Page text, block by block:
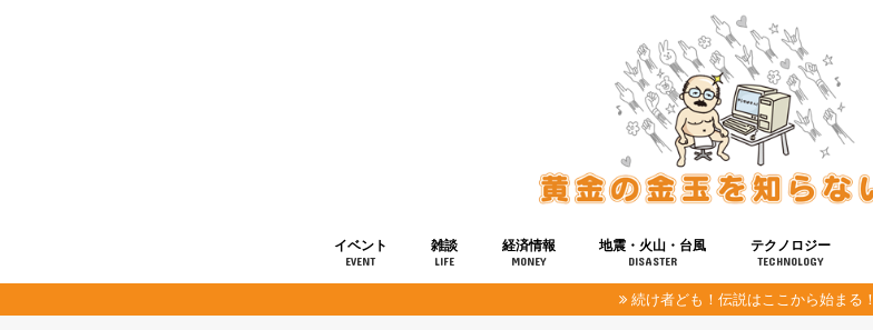
イベント
EVENT
雑談
LIFE
経済情報
MONEY
地震・火山・台風
DISASTER
テクノロジー
TECHNOLOGY
健康
宇宙
続け者ども！伝説はここから始まる！